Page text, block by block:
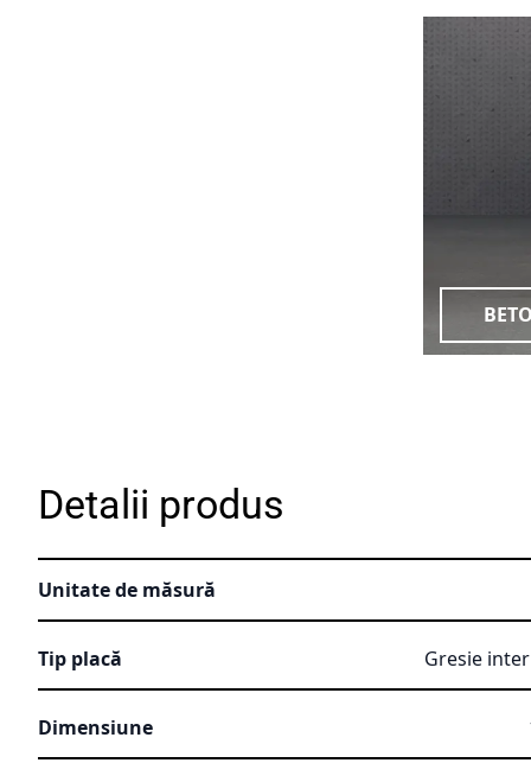
Detalii produs
Unitate de măsură
Tip placă Gresie
Dimensiune